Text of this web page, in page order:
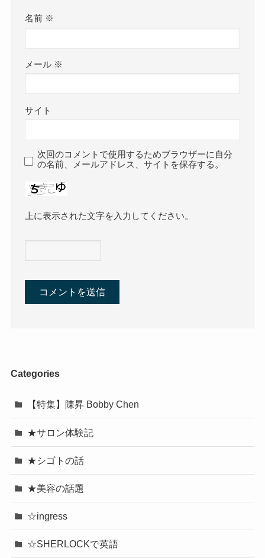
名前 ※
メール ※
サイト
次回のコメントで使用するためブラウザーに自分
の名前、メールアドレス、サイトを保存する。
上に表示された文字を入力してください。
Categories
【特集】陳昇 Bobby Chen
★サロン体験記
★シゴトの話
★美容の話題
☆ingress
☆SHERLOCKで英語